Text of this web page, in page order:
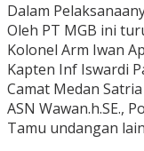
Dalam
Oleh PT MGB ini
Kolonel Arm Iwan
Kapten Inf Iswardi
Camat Medan
ASN Wawan.h.SE.,
Tamu undangan